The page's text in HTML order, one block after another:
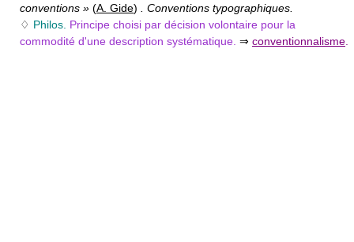
conventions » (A. Gide) . Conventions typographiques.
♢ Philos. Principe choisi par décision volontaire pour la
commodité d'une description systématique. ⇒ conventionnalisme